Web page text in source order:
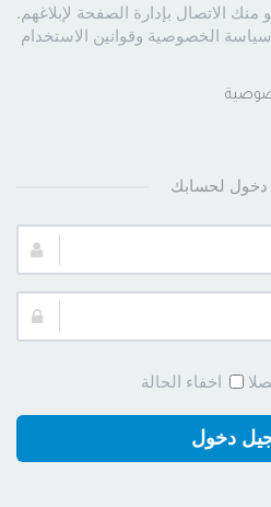
الاتصال بإدارة الصفحة لإبلاغهم.
سياسة الخصوصية وقوانين الاستخدام
لحسابك
اخفاء الحالة
دخول